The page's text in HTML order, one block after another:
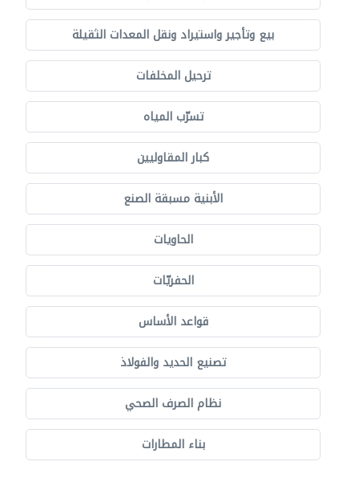
بيع وتأجير واستيراد ونقل المعدات الثقيلة
ترحيل المخلفات
تسرّب المياه
كبار المقاوليين
الأبنية مسبقة الصنع
الحاويات
الحفريّات
قواعد الأساس
تصنيع الحديد والفولاذ
نظام الصرف الصحي
بناء المطارات